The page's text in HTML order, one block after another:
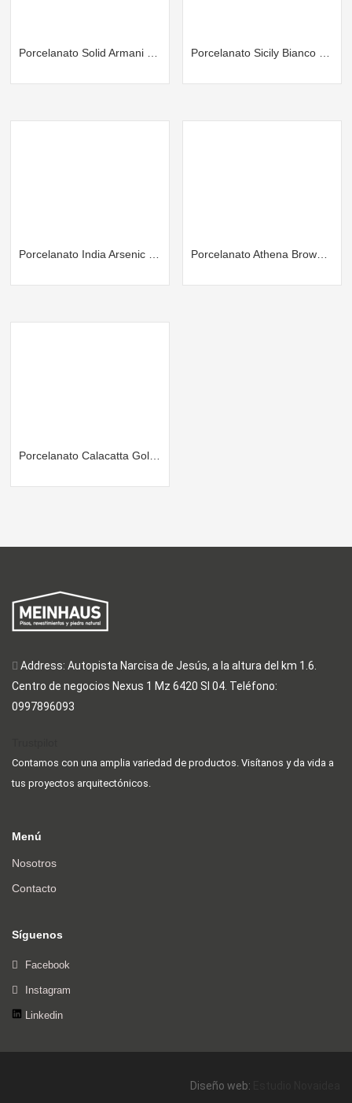
Address: Autopista Narcisa de Jesús, a la altura del km 1.6.
Centro de negocios Nexus 1 Mz 6420 Sl 04. Teléfono:
0997896093
Contamos con una amplia variedad de productos. Visítanos y da vida a
tus proyectos arquitectónicos.
Menú
Nosotros
Contacto
Síguenos
Facebook
Instagram
Linkedin
Diseño web: